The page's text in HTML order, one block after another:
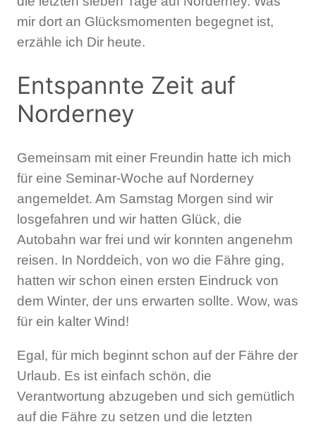
mir dort an Glücksmomenten begegnet ist,
erzähle ich Dir heute.
Entspannte Zeit auf
Norderney
Gemeinsam mit einer Freundin hatte ich mich
für eine Seminar-Woche auf Norderney
angemeldet. Am Samstag Morgen sind wir
losgefahren und wir hatten Glück, die
Autobahn war frei und wir konnten angenehm
reisen. In Norddeich, von wo die Fähre ging,
hatten wir schon einen ersten Eindruck von
dem Winter, der uns erwarten sollte. Wow, was
für ein kalter Wind!
Egal, für mich beginnt schon auf der Fähre der
Urlaub. Es ist einfach schön, die
Verantwortung abzugeben und sich gemütlich
auf die Fähre zu setzen und die letzten